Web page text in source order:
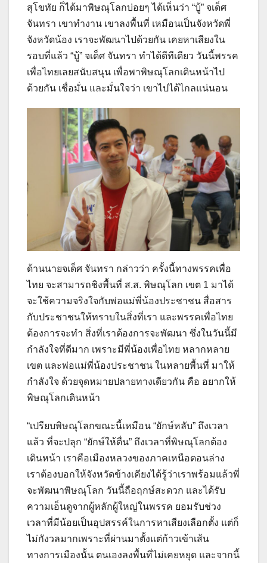
สุโขทัย ก็ได้มาพิษณุโลกบ่อยๆ ได้เห็นว่า “บู้” จเด็ศ
จันทรา เขาทำงาน เขาลงพื้นที่ เหมือนเป็นจังหวัดพี่
จังหวัดน้อง เราจะพัฒนาไปด้วยกัน เคยหาเสียงใน
รอบที่แล้ว “บู้” จเด็ศ จันทรา ทำได้ดีทีเดียว วันนี้พรรค
เพื่อไทยเลยสนับสนุน เพื่อพาพิษณุโลกเดินหน้าไป
ด้วยกัน เชื่อมั่น และมั่นใจว่า เขาไปได้ไกลแน่นอน
ด้านนายจเด็ศ จันทรา กล่าวว่า ครั้งนี้ทางพรรคเพื่อ
ไทย จะสามารถชิงพื้นที่ ส.ส. พิษณุโลก เขต 1 มาได้
จะใช้ความจริงใจกับพ่อแม่พี่น้องประชาชน สื่อสาร
กับประชาชนให้ทราบในสิ่งที่เรา และพรรคเพื่อไทย
ต้องการจะทำ สิ่งที่เราต้องการจะพัฒนา ซึ่งในวันนี้มี
กำลังใจที่ดีมาก เพราะมีพี่น้องเพื่อไทย หลากหลาย
เขต และพ่อแม่พี่น้องประชาชน ในหลายพื้นที่ มาให้
กำลังใจ ด้วยจุดหมายปลายทางเดียวกัน คือ อยากให้
พิษณุโลกเดินหน้า
“เปรียบพิษณุโลกขณะนี้เหมือน “ยักษ์หลับ” ถึงเวลา
แล้ว ที่จะปลุก “ยักษ์ให้ตื่น” ถึงเวลาที่พิษณุโลกต้อง
เดินหน้า เราคือเมืองหลวงของภาคเหนือตอนล่าง
เราต้องบอกให้จังหวัดข้างเคียงได้รู้ว่าเราพร้อมแล้วพี่
จะพัฒนาพิษณุโลก วันนี้ถือฤกษ์สะดวก และได้รับ
ความเอ็นดูจากผู้หลักผู้ใหญ่ในพรรค ยอมรับช่วง
เวลาที่มีน้อยเป็นอุปสรรค์ในการหาเสียงเลือกตั้ง แต่ก็
ไม่กังวลมากเพราะที่ผ่านมาตั้งแต่ก้าวเข้าเส้น
ทางการเมืองนั้น ตนเองลงพื้นที่ไม่เคยหยุด และจากนี้